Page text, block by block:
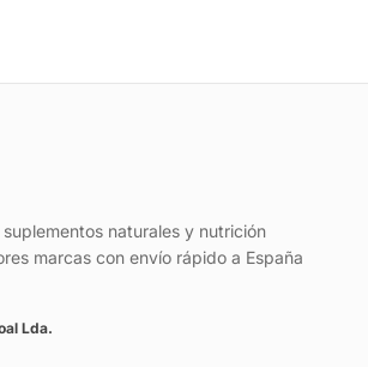
naturales y nutrición
marcas con envío rápido a España
Lda.